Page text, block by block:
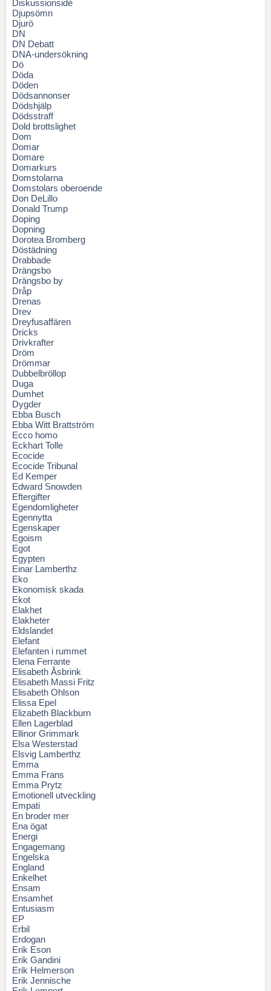
Diskussionsidé
Djupsömn
Djurö
DN
DN Debatt
DNA-undersökning
Dö
Döda
Döden
Dödsannonser
Dödshjälp
Dödsstraff
Dold brottslighet
Dom
Domar
Domare
Domarkurs
Domstolarna
Domstolars oberoende
Don DeLillo
Donald Trump
Doping
Dopning
Dorotea Bromberg
Döstädning
Drabbade
Drängsbo
Drängsbo by
Dråp
Drenas
Drev
Dreyfusaffären
Dricks
Drivkrafter
Dröm
Drömmar
Dubbelbröllop
Duga
Dumhet
Dygder
Ebba Busch
Ebba Witt Brattström
Ecco homo
Eckhart Tolle
Ecocide
Ecocide Tribunal
Ed Kemper
Edward Snowden
Eftergifter
Egendomligheter
Egennytta
Egenskaper
Egoism
Egot
Egypten
Einar Lamberthz
Eko
Ekonomisk skada
Ekot
Elakhet
Elakheter
Eldslandet
Elefant
Elefanten i rummet
Elena Ferrante
Elisabeth Åsbrink
Elisabeth Massi Fritz
Elisabeth Ohlson
Elissa Epel
Elizabeth Blackburn
Ellen Lagerblad
Ellinor Grimmark
Elsa Westerstad
Elsvig Lamberthz
Emma
Emma Frans
Emma Prytz
Emotionell utveckling
Empati
En broder mer
Ena ögat
Energi
Engagemang
Engelska
England
Enkelhet
Ensam
Ensamhet
Entusiasm
EP
Erbil
Erdogan
Erik Eson
Erik Gandini
Erik Helmerson
Erik Jennische